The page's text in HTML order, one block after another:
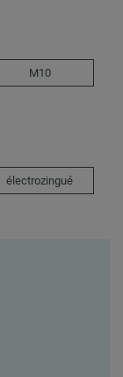
M10
électrozingué